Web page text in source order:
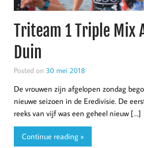
Triteam 1 Triple Mix
Duin
Posted on 30 mei 2018
De vrouwen zijn afgelopen zondag
nieuwe seizoen in de Eredivisie. De
reeks van vijf was een geheel nieuw […]
Continue reading »